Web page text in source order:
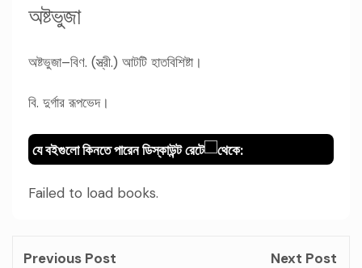
অষ্টভুজা
অষ্টভুজা–বিণ. (স্ত্রী.) আটটি হাতবিশিষ্টা।
বি. দুর্গার রূপভেদ।
যে বইগুলো কিনতে পারেন ডিস্কাউন্ট রেটে থেকে:
Failed to load books.
Previous Post
Next Post